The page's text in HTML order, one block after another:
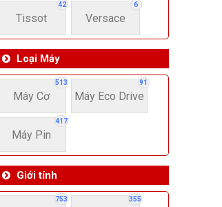
42
Tissot
6
Versace
Loại Máy
513
Máy Cơ
91
Máy Eco Drive
417
Máy Pin
Giới tính
753 355